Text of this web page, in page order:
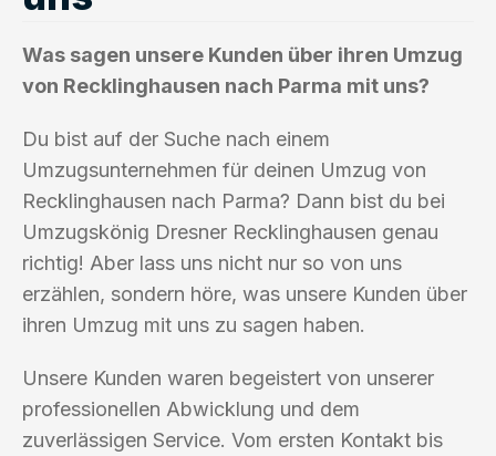
Was sagen unsere Kunden über ihren Umzug
von Recklinghausen nach Parma mit uns?
Du bist auf der Suche nach einem
Umzugsunternehmen für deinen Umzug von
Recklinghausen nach Parma? Dann bist du bei
Umzugskönig Dresner Recklinghausen genau
richtig! Aber lass uns nicht nur so von uns
erzählen, sondern höre, was unsere Kunden über
ihren Umzug mit uns zu sagen haben.
Unsere Kunden waren begeistert von unserer
professionellen Abwicklung und dem
zuverlässigen Service. Vom ersten Kontakt bis